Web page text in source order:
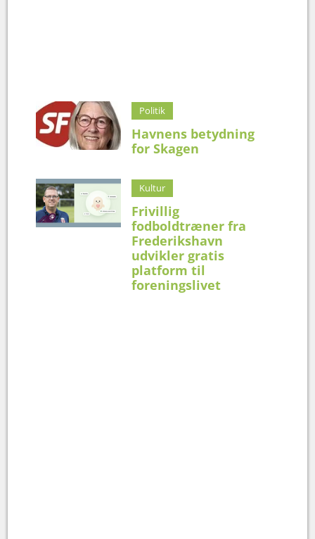
Politik
Havnens betydning
for Skagen
Kultur
Frivillig
fodboldtræner fra
Frederikshavn
udvikler gratis
platform til
foreningslivet